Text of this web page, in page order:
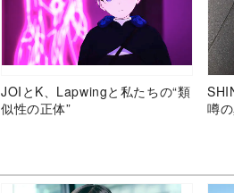
JOIとK、Lapwingと私たちの“類
似性の正体”
噂